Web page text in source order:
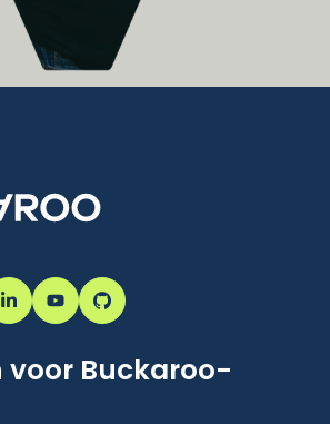
voor Buckaroo-